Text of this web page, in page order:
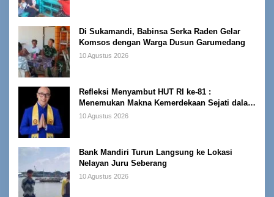
Di Sukamandi, Babinsa Serka Raden Gelar
Komsos dengan Warga Dusun Garumedang
10 Agustus 2026
Refleksi Menyambut HUT RI ke-81 :
Menemukan Makna Kemerdekaan Sejati dalam
Cahaya Kebenaran
10 Agustus 2026
Bank Mandiri Turun Langsung ke Lokasi
Nelayan Juru Seberang
10 Agustus 2026